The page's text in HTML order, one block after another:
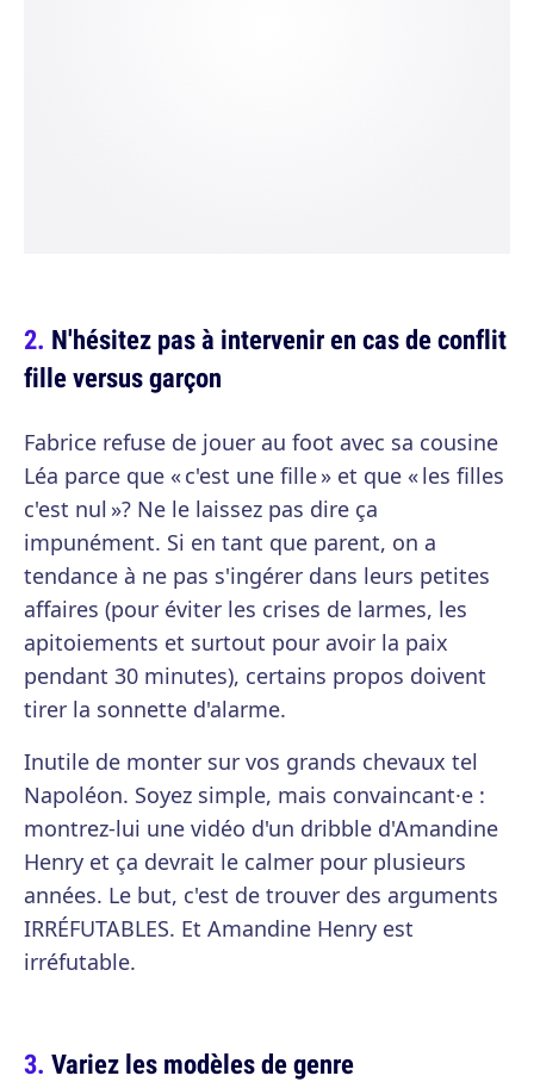
N'hésitez pas à intervenir en cas de conflit
fille versus garçon
Fabrice refuse de jouer au foot avec sa cousine
Léa parce que « c'est une fille » et que « les filles
c'est nul »? Ne le laissez pas dire ça
impunément. Si en tant que parent, on a
tendance à ne pas s'ingérer dans leurs petites
affaires (pour éviter les crises de larmes, les
apitoiements et surtout pour avoir la paix
pendant 30 minutes), certains propos doivent
tirer la sonnette d'alarme.
Inutile de monter sur vos grands chevaux tel
Napoléon. Soyez simple, mais convaincant·e :
montrez-lui une vidéo d'un dribble d'Amandine
Henry et ça devrait le calmer pour plusieurs
années. Le but, c'est de trouver des arguments
IRRÉFUTABLES. Et Amandine Henry est
irréfutable.
Variez les modèles de genre